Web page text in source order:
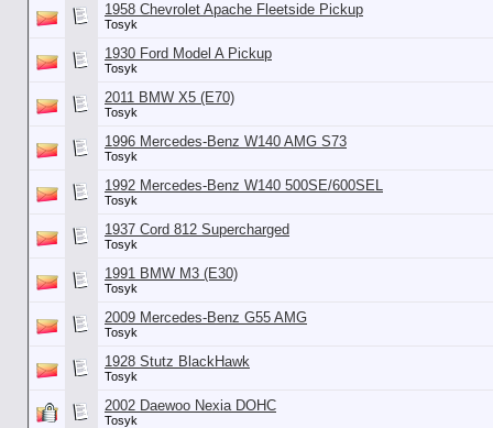
1958 Chevrolet Apache Fleetside Pickup
Tosyk
1930 Ford Model A Pickup
Tosyk
2011 BMW X5 (E70)
Tosyk
1996 Mercedes-Benz W140 AMG S73
Tosyk
1992 Mercedes-Benz W140 500SE/600SEL
Tosyk
1937 Cord 812 Supercharged
Tosyk
1991 BMW M3 (E30)
Tosyk
2009 Mercedes-Benz G55 AMG
Tosyk
1928 Stutz BlackHawk
Tosyk
2002 Daewoo Nexia DOHC
Tosyk